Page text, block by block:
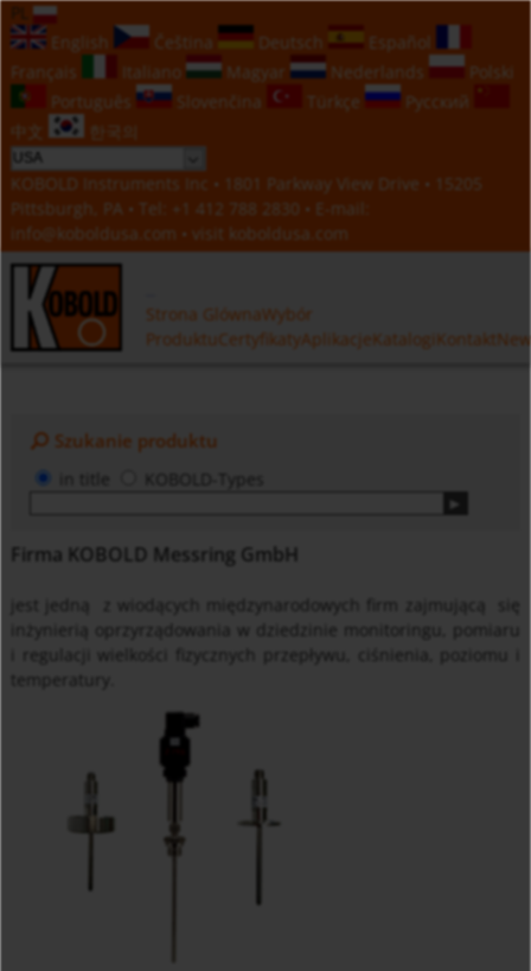
English
Čeština Deutsch
Español
Français
Italiano Magyar Nederlands
Polski
Português
Slovenčina Türkçe
Русский
中文
한국의
KOBOLD Instruments Inc • 1801 Parkway View Drive • 15205
Pittsburgh, PA • Tel:
+1 412 788 2830 • E-mail:
info@koboldusa.com • visit koboldusa.com
Strona GlównaWybór
Produktu CertyfikatyAplikacjeKatalogi Kontakt
Szukanie produktu
KOBOLD-Types
Firma KOBOLD Messring GmbH
jest jedną z wiodących międzynarodowych firm zajmującą si
ynierią oprzyrządowania w dziedzinie monitoringu, pomiaru
i regulacji wielko
ci fizycznych przepływu, ci
temperatury.